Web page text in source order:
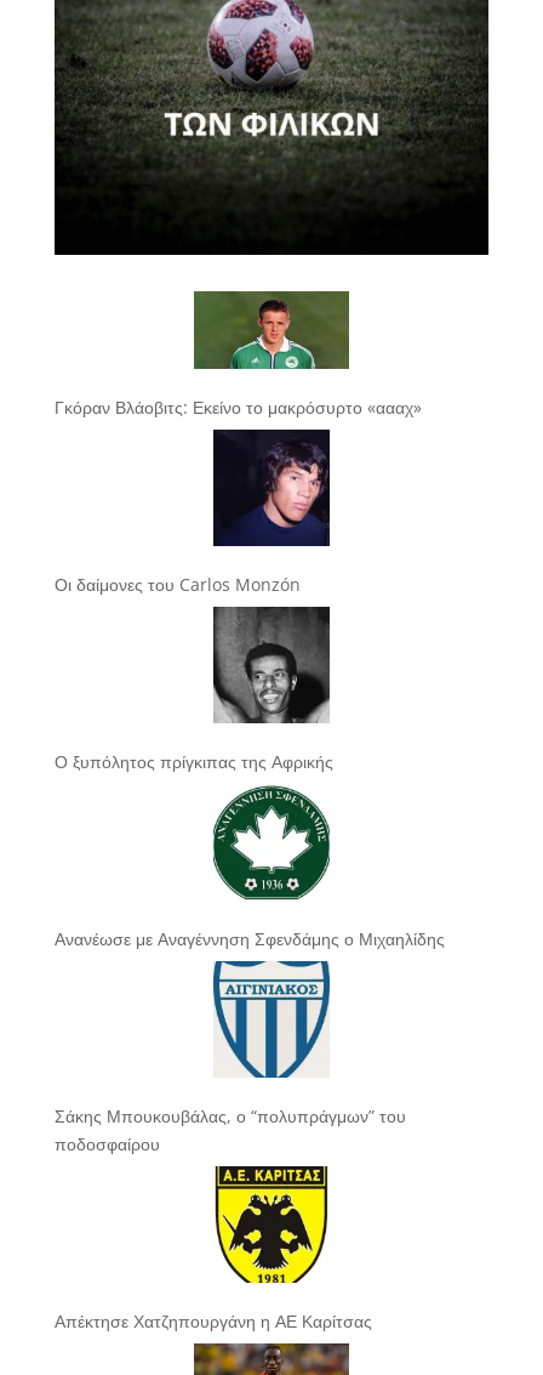
Γκόραν Βλάοβιτς: Εκείνο το μακρόσυρτο «αααχ»
Οι δαίμονες του Carlos Monzón
Ο ξυπόλητος πρίγκιπας της Αφρικής
Ανανέωσε με Αναγέννηση Σφενδάμης ο Μιχαηλίδης
Σάκης Μπουκουβάλας, ο “πολυπράγμων” του
ποδοσφαίρου
Απέκτησε Χατζηπουργάνη η ΑΕ Καρίτσας